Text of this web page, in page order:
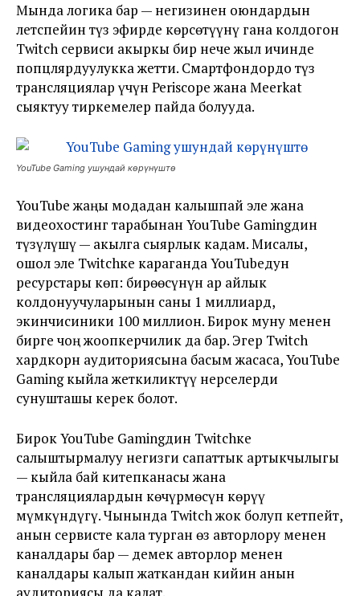
Мында логика бар — негизинен оюндардын
летспейин түз эфирде көрсөтүүнү гана колдогон
Twitch сервиси акыркы бир нече жыл ичинде
попцлярдуулукка жетти. Смартфондордо түз
трансляциялар үчүн Periscope жана Meerkat
сыяктуу тиркемелер пайда болууда.
YouTube Gaming ушундай көрүнүштө
YouTube жаңы модадан калышпай эле жана
видеохостинг тарабынан YouTube Gamingдин
түзүлүшү — акылга сыярлык кадам. Мисалы,
ошол эле Twitchке караганда YouTubeдун
ресурстары көп: бирөөсүнүн ар айлык
колдонуучуларынын саны 1 миллиард,
экинчисиники 100 миллион. Бирок муну менен
бирге чоң жоопкерчилик да бар. Эгер Twitch
хардкорн аудиториясына басым жасаса, YouTube
Gaming кыйла жеткиликтүү нерселерди
сунушташы керек болот.
Бирок YouTube Gamingдин Twitchке
салыштырмалуу негизги сапаттык артыкчылыгы
— кыйла бай китепканасы жана
трансляциялардын көчүрмөсүн көрүү
мүмкүндүгү. Чынында Twitch жок болуп кетпейт,
анын сервисте кала турган өз авторлору менен
каналдары бар — демек авторлор менен
каналдары калып жаткандан кийин анын